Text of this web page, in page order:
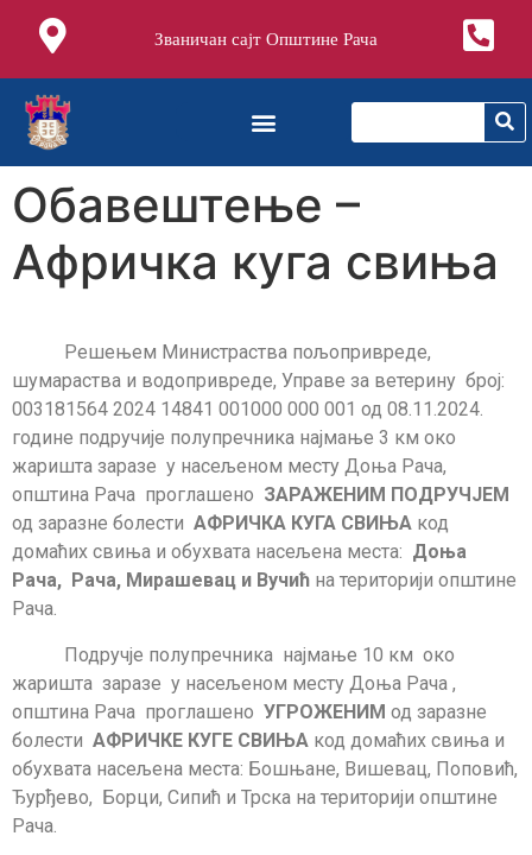
Званичан сајт Општине Рача
Обавештење –
Афричка куга свиња
Решењем Министраства пољопривреде,
шумараства и водопривреде, Управе за ветерину број:
003181564 2024 14841 001000 000 001 од 08.11.2024.
године подручије полупречника најмање 3 км око
жаришта заразе у насељеном месту Доња Рача,
општина Рача проглашено ЗАРАЖЕНИМ ПОДРУЧЈЕМ
од заразне болести АФРИЧКА КУГА СВИЊА код
домаћих свиња и обухвата насељена места: Доња
Рача, Рача, Мирашевац и Вучић на територији општине
Рача.
Подручје полупречника најмање 10 км око
жаришта заразе у насељеном месту Доња Рача ,
општина Рача проглашено УГРОЖЕНИМ од заразне
болести АФРИЧКЕ КУГЕ СВИЊА код домаћих свиња и
обухвата насељена места: Бошњане, Вишевац, Поповић,
Ђурђево, Борци, Сипић и Трска на територији општине
Рача.